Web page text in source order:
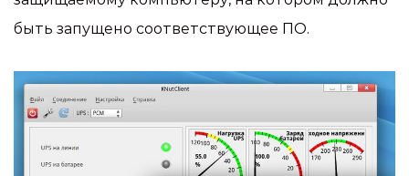
быть запущено соответствующее ПО.